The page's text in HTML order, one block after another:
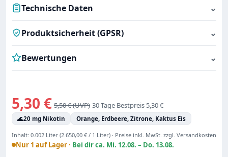
Technische Daten ⌄
Produktsicherheit (GPSR) ⌄
Bewertungen ⌄
Verkaufspreis:
5,30 € Regulärer Preis:
5,50 € 30 Tage Bestpreis 5,30 €
🌊20 mg Nikotin Orange, Erdbeere, Zitrone, Kaktus Eis
Inhalt: 0.002 Liter (2.650,00 € / 1 Liter) · Preise inkl. MwSt. zzgl. Versandkosten
Nur 1 auf Lager · Bei dir ca. Mi. 12.08. – Do. 13.08.